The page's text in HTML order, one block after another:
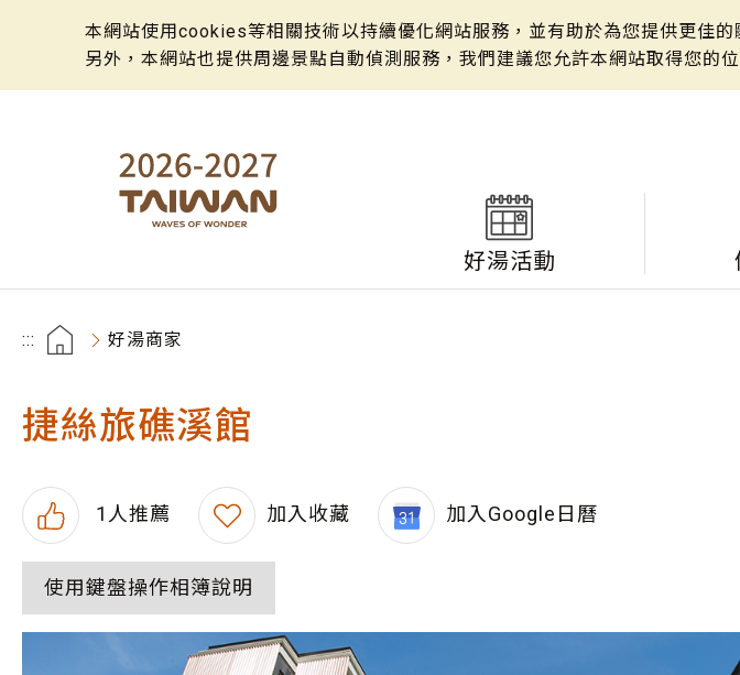
本網站使用cookies等相關技術以持續優化網站服務，並有助於為您提供更佳
另外，本網站也提供周邊景點自動偵測服務，我們建議您允許本網站取得您的
好湯活動
::: 好湯商家
捷絲旅礁溪館
1 人推薦 加入收藏 加入Google日曆
使用鍵盤操作相簿說明